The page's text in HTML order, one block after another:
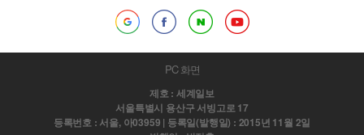
PC 화면
제호 : 세계일보
서울특별시 용산구 서빙고로 17
등록번호 : 서울, 아03959 | 등록일(발행일) : 2015년 11월 2일